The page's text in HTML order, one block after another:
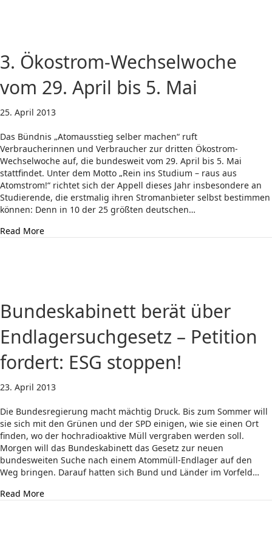
3. Ökostrom-Wechselwoche
vom 29. April bis 5. Mai
25. April 2013
Das Bündnis „Atomausstieg selber machen“ ruft
Verbraucherinnen und Verbraucher zur dritten Ökostrom-
Wechselwoche auf, die bundesweit vom 29. April bis 5. Mai
stattfindet. Unter dem Motto „Rein ins Studium – raus aus
Atomstrom!“ richtet sich der Appell dieses Jahr insbesondere an
Studierende, die erstmalig ihren Stromanbieter selbst bestimmen
können: Denn in 10 der 25 größten deutschen…
Read Moreabout 3. Ökostrom-Wechselwoche vom 29. April bis 5.
Bundeskabinett berät über
Endlagersuchgesetz – Petition
fordert: ESG stoppen!
23. April 2013
Die Bundesregierung macht mächtig Druck. Bis zum Sommer will
sie sich mit den Grünen und der SPD einigen, wie sie einen Ort
finden, wo der hochradioaktive Müll vergraben werden soll.
Morgen will das Bundeskabinett das Gesetz zur neuen
bundesweiten Suche nach einem Atommüll-Endlager auf den
Weg bringen. Darauf hatten sich Bund und Länder im Vorfeld…
Read Moreabout Bundeskabinett berät über Endlagersuchgesetz